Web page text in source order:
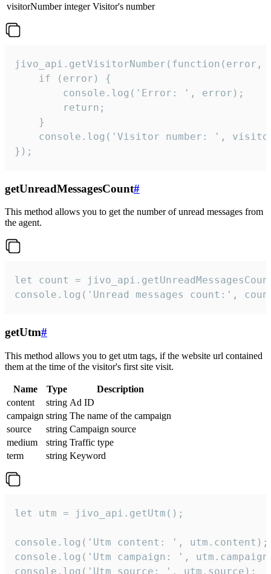
visitorNumber integer Visitor's number
jivo_api.getVisitorNumber(function(error,
    if (error) {
        console.log('Error: ', error);
        return;
    }
console.log('Visitor number: ',
});
getUnreadMessagesCount#
This method allows you to get the number of unread messages from
the agent.
let count =
console.log('Unread messages count:',
getUtm#
This method allows you to get utm tags, if the website url contained
them at the time of the visitor's first site visit.
Name Type
Description
content
string Ad ID
campaign string The name of the campaign
source
string Campaign source
medium
string Traffic type
term
string Keyword
let utm = jivo_api.getUtm();
console.log('Utm content: ', utm.content);
console.log('Utm campaign: ',
console.log('Utm source: ', utm.source);